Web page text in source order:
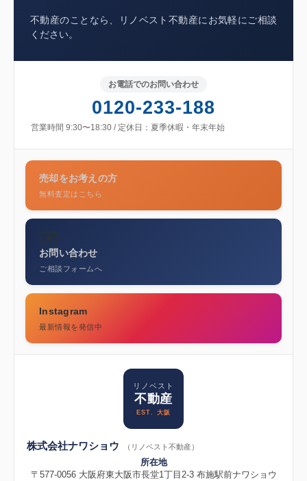
不動産のことなら、リノベスト不動産にお気軽にご相談
ください。
お電話でのお問い合わせ
0120-233-188
営業時間 9:30〜18:30 / 定休日：夏季休暇・年末年始
売却をお考えの方
無料査定はこちら
✉️
お問い合わせ
ご相談フォームへ
Instagram
最新情報を発信中
リノベスト
不動産
EST. 大阪
株式会社ナワショウ （リノベスト不動産）
所在地
〒577-0056 大阪府東大阪市長堂1丁目2-3 布施駅前ナワショウ